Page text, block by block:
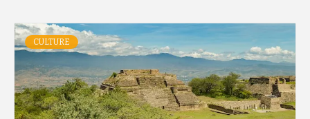
CULTURE